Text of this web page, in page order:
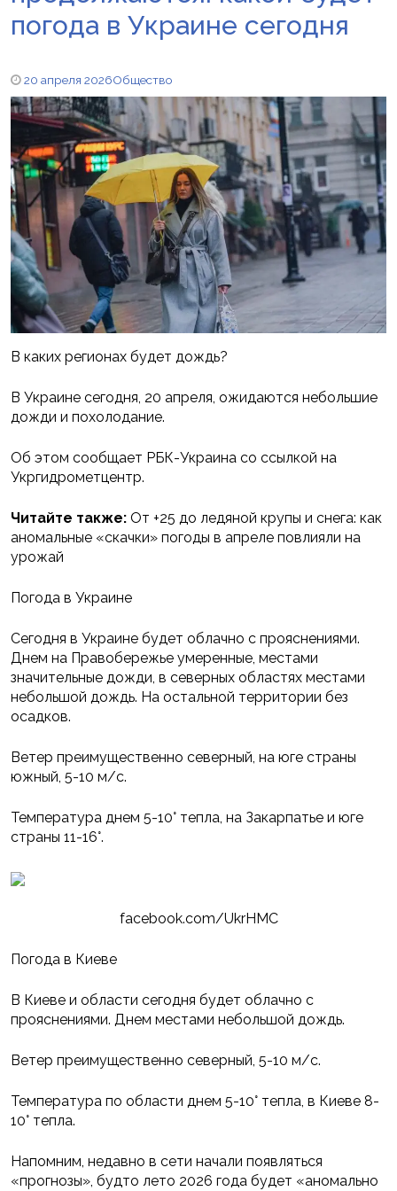
погода в Украине сегодня
20 апреля 2026Общество
В каких регионах будет дождь?
В Украине сегодня, 20 апреля, ожидаются небольшие
дожди и похолодание.
Об этом сообщает РБК-Украина со ссылкой на
Укргидрометцентр.
Читайте также: От +25 до ледяной крупы и снега: как
аномальные «скачки» погоды в апреле повлияли на
урожай
Погода в Украине
Сегодня в Украине будет облачно с прояснениями.
Днем на Правобережье умеренные, местами
значительные дожди, в северных областях местами
небольшой дождь. На остальной территории без
осадков.
Ветер преимущественно северный, на юге страны
южный, 5-10 м/с.
Температура днем 5-10° тепла, на Закарпатье и юге
страны 11-16°.
facebook.com/UkrHMC
Погода в Киеве
В Киеве и области сегодня будет облачно с
прояснениями. Днем местами небольшой дождь.
Ветер преимущественно северный, 5-10 м/с.
Температура по области днем 5-10° тепла, в Киеве 8-
10° тепла.
Напомним, недавно в сети начали появляться
«прогнозы», будто лето 2026 года будет «аномально